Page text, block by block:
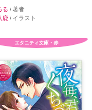
る / 著者
鹿 / イラスト
エタニティ文庫・赤